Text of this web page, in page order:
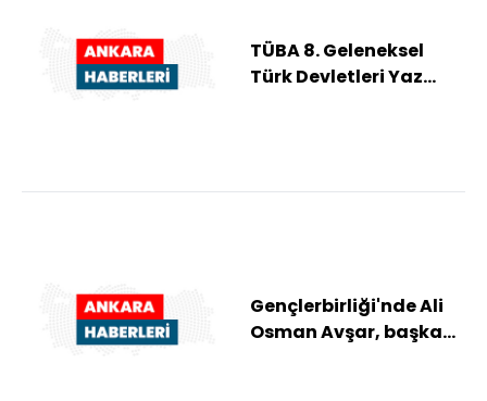
TÜBA 8. Geleneksel
Türk Devletleri Yaz
Gençlerbirliği'nde Ali
Osman Avşar, başkan